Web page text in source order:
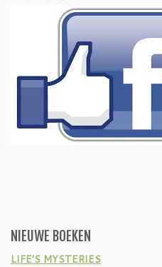
NIEUWE BOEKEN
LIFE’S MYSTERIES